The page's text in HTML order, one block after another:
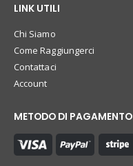
LINK UTILI
Chi Siamo
Come Raggiungerci
Contattaci
Account
METODO DI PAGAMENTO